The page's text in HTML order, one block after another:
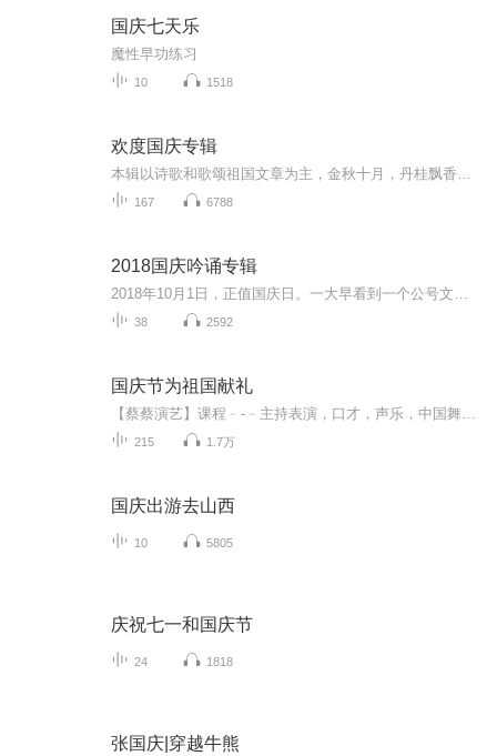
国庆七天乐
魔性早功练习
10 1518
欢度国庆专辑
167 6788
2018国庆吟诵专辑
38 2592
国庆节为祖国献礼
215 1.7万
国庆出游去山西
10 5805
庆祝七一和国庆节
24 1818
张国庆|穿越牛熊